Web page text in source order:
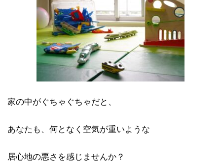
家の中がぐちゃぐちゃだと、
あなたも、何となく空気が重いような
居心地の悪さを感じませんか？